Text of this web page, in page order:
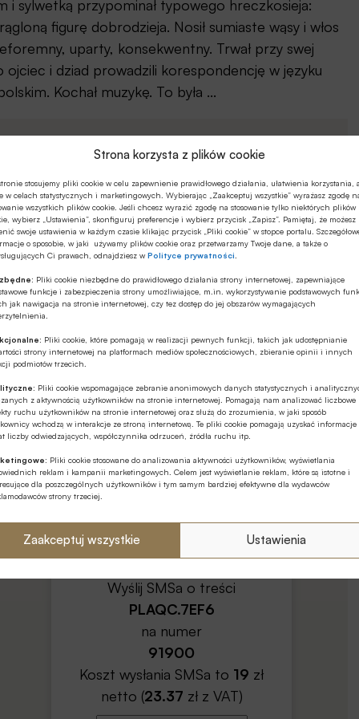
Strona korzysta z plików cookie
stosujemy pliki cookie w celu zapewnienie prawidłowego działania, ułatwienia korzystania, a
w celach statystycznych i marketingowych. Wybierając „Zaakceptuj wszystkie” wyrażasz zgodę
wszystkich plików cookie. Jeśli chcesz wyrazić zgodę na stosowanie tylko niektórych plików
wybierz „Ustawienia”, skonfiguruj preferencje i wybierz przycisk „Zapisz”. Pamiętaj, że możesz
swoje ustawienia w każdym czasie klikając przycisk „Pliki cookie” w stopce portalu.
o sposobie, w jaki używamy plików cookie oraz przetwarzamy Twoje dane, a także o
Ci prawach, odnajdziesz wPolityce prywatności
Pliki cookie niezbędne do prawidłowego działania strony internetowej, zapewniające
funkcje i zabezpieczenia strony umożliwiające, m.in. wykorzystywanie podstawowych
jak nawigacja na stronie internetowej, czy tez dostęp do jej obszarów wymagających
Pliki cookie, które pomagają w realizacji pewnych funkcji, takich jak udostępnianie
strony internetowej na platformach mediów społecznościowych, zbieranie opinii i innych
podmiotów trzecich.
Pliki cookie wspomagające zebranie anonimowych danych statystycznych i
z aktywnością użytkowników na stronie internetowej. Pomagają nam analizować liczbowe
ruchu użytkowników na stronie internetowej oraz służą do zrozumienia, w jaki sposób
wchodzą w interakcje ze stroną internetową. Te pliki cookie pomagają uzyskać informacje
liczby odwiedzających, współczynnika odrzuceń, źródła ruchu itp.
Pliki cookie stosowane do analizowania aktywności użytkowników, wyświetlania
reklam i kampanii marketingowych. Celem jest wyświetlanie reklam, które są istotne i
dla poszczególnych użytkowników i tym samym bardziej efektywne dla wydawców
strony trzeciej.
Zaakceptuj wszystkie Ustawienia
i sylwetką przypominał typowego hreczkosieja:
figurę dobrodzieja. Nosił sumiaste wąsy i włos
uparty, konsekwentny. Trwał przy swej
i dziad prowadzili korespondencję w języku
Kochał muzykę. To była ...
zakupu (w tym prenumeraty),
cena 5 zł netto (6,15 zł brutto) -kup artykuł
jest ten artykuł: SMS, cena 19 zł netto (23,37
wydań bieżących i wszystkich archiwalnych:
kodu, zakup zostanie przypisany i zapamiętany
uprawnień dostępu do artykułu/wydania na
plików Cookies).
:
się na konto typu BANKOWIEC, STUDENT
Wyślij SMSa o treści
PLAQC.7EF6
na numer
91900
Koszt wysłania SMSa to 19 zł
netto (23.37 zł z VAT)